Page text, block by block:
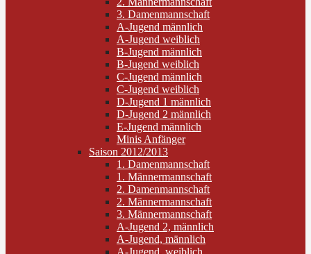
3. Damenmannschaft
A-Jugend männlich
A-Jugend weiblich
B-Jugend männlich
B-Jugend weiblich
C-Jugend männlich
C-Jugend weiblich
D-Jugend 1 männlich
D-Jugend 2 männlich
E-Jugend männlich
Minis Anfänger
Saison 2012/2013
1. Damenmannschaft
1. Männermannschaft
2. Damenmannschaft
2. Männermannschaft
3. Männermannschaft
A-Jugend 2, männlich
A-Jugend, männlich
A-Jugend, weiblich